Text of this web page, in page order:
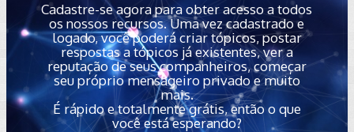
Cadastre-se agora para obter acesso a todos
os nossos recursos. Uma vez cadastrado e
logado, você poderá criar tópicos, postar
respostas a tópicos já existentes, ver a
reputação de seus companheiros, começar
seu próprio mensageiro privado e muito
mais.
É rápido e totalmente grátis, então o que
você está esperando?